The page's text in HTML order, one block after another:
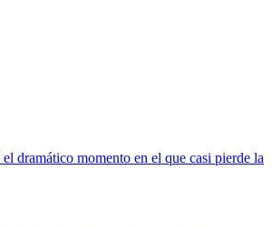
dramático momento en el que casi pierde la